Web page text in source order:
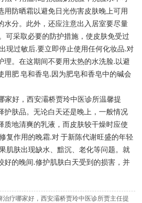
用防晒霜以避免日光伤害皮肤晚上可用
水分。此外，还应注意出入居室要尽量
可采取必要的防护措施，使皮肤免受过
现过敏后.要立即停止使用任何化妆品.对
理。在这期间不要用太热的水洗脸.以避
用肥 皂和香皂.因为肥皂和香皂中的碱会
家好，西安灞桥贾玲中医诊所温馨提
护肤品。无论白天还是晚上，一般情况
质地清爽的乳液，而皮肤较干燥时应使
复作用的晚霜.对 于新陈代谢旺盛的年轻
肌肤出现缺水、黯沉、老化等问题。就
好的晚间.修护肌肤白天受到的损害，并
治疗哪家好，西安灞桥贾玲中医诊所贾主任提